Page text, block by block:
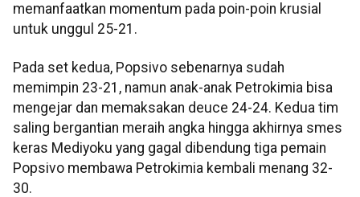
memanfaatkan momentum pada poin-poin krusial
untuk unggul 25-21.
Pada set kedua, Popsivo sebenarnya sudah
memimpin 23-21, namun anak-anak Petrokimia bisa
mengejar dan memaksakan deuce 24-24. Kedua tim
saling bergantian meraih angka hingga akhirnya smes
keras Mediyoku yang gagal dibendung tiga pemain
Popsivo membawa Petrokimia kembali menang 32-
30.